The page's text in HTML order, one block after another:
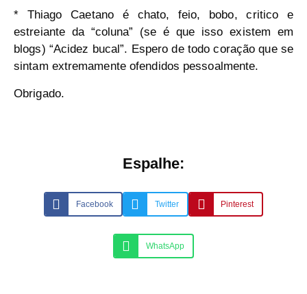
* Thiago Caetano é chato, feio, bobo, critico e
estreiante da “coluna” (se é que isso existem em
blogs) “Acidez bucal”. Espero de todo coração que se
sintam extremamente ofendidos pessoalmente.
Obrigado.
Espalhe:
Facebook Twitter Pinterest
WhatsApp